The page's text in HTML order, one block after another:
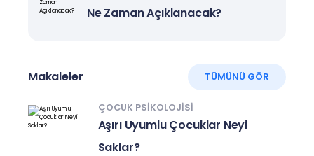
Ne Zaman Açıklanacak?
Makaleler TÜMÜNÜ GÖR
ÇOCUK PSIKOLOJISI
Aşırı Uyumlu Çocuklar Neyi
Saklar?